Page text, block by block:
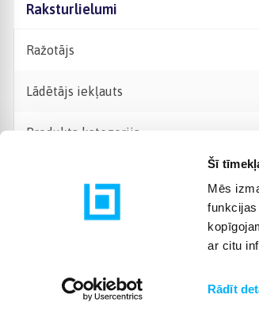
Šī
Mēs
ar citu
Rādīt
Raksturlielumi
Ražotājs
Lādētājs iekļauts
Produkta kategorija